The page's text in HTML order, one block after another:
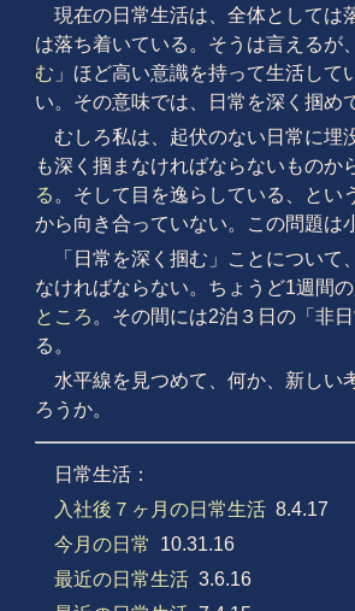
現在の日常生活は、全体としては
は落ち着いている。そうは言えるが
む 」ほど高い意識を持って生活して
い。その意味では、日常を深く掴め
むしろ私は、起伏のない日常に埋
も深く掴まなければならないものか
る 。そして目を逸らしている、とい
から向き合っていない。この問題は
「日常を深く掴む」ことについて
なければならない。ちょうど1週間の
ところ 。その間には2泊３日の「非
る。
水平線を見つめて、何か、新しい
ろうか。
日常生活：
入社後７ヶ月の日常生活8.4.17
今月の日常
10.31.16
最近の日常生活3.6.16